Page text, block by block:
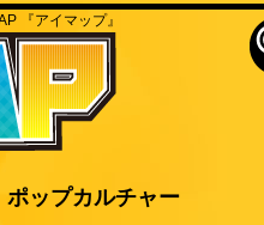
『アイマップ』
ポップカルチャー